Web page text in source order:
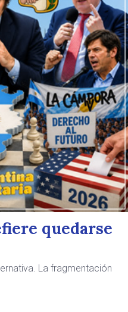
quedarse
La fragmentación